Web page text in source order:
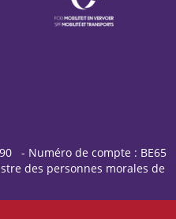
- Numéro de compte : BE65
des personnes morales de